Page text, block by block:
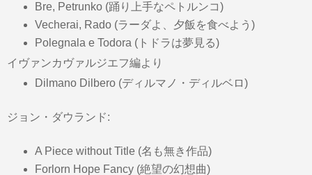
Bre, Petrunko (踊り上手なペトルンコ)
Vecherai, Rado (ラーダよ、夕飯を食べよう)
Polegnala e Todora (トドラは夢見る)
イヴァンカヴァルジエフ編より
Dilmano Dilbero (ディルマノ・ディルベロ)
ジョン・ダウランド:
A Piece without Title (名も無き作品)
Forlorn Hope Fancy (絶望の幻想曲)